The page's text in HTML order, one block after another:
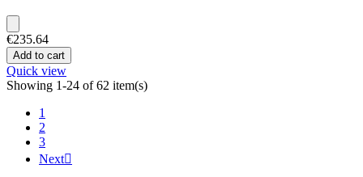
€235.64
Add to cart
Quick view
Showing 1-24 of 62 item(s)
1
2
3
Next